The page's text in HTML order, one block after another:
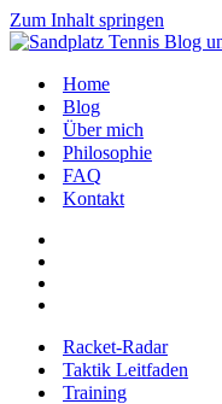
Zum Inhalt springen
Home
Blog
Über mich
Philosophie
FAQ
Kontakt
Racket-Radar
Taktik Leitfaden
Training